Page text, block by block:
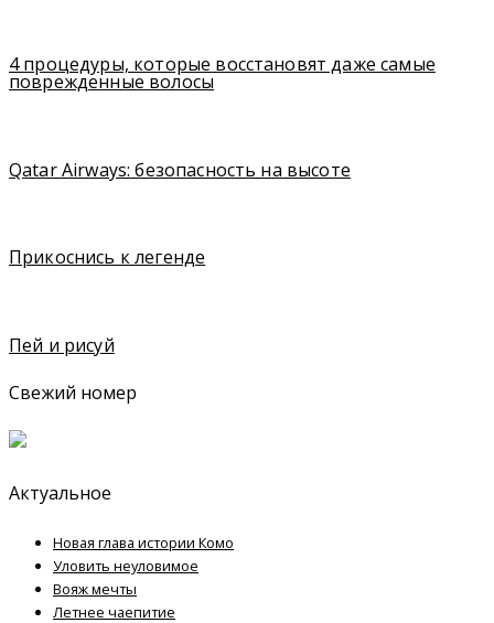
4 процедуры, которые восстановят даже самые
поврежденные волосы
Qatar Airways: безопасность на высоте
Прикоснись к легенде
Пей и рисуй
Свежий номер
Актуальное
Новая глава истории Комо
Уловить неуловимое
Вояж мечты
Летнее чаепитие